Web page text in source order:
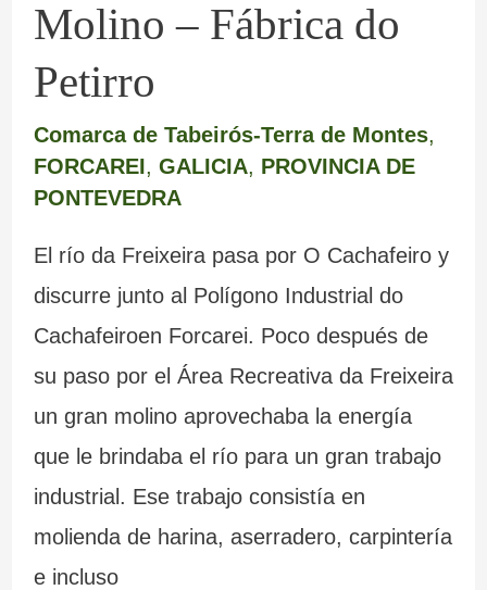
Molino – Fábrica do
Petirro
Comarca de Tabeirós-Terra de Montes,
FORCAREI, GALICIA, PROVINCIA DE
PONTEVEDRA
El río da Freixeira pasa por O Cachafeiro y
discurre junto al Polígono Industrial do
Cachafeiroen Forcarei. Poco después de
su paso por el Área Recreativa da Freixeira
un gran molino aprovechaba la energía
que le brindaba el río para un gran trabajo
industrial. Ese trabajo consistía en
molienda de harina, aserradero, carpintería
e incluso